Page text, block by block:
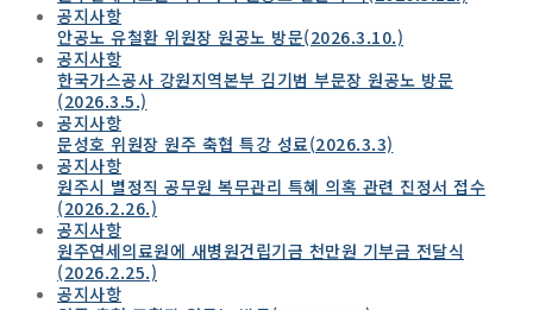
공지사항
안공노 유철환 위원장 원공노 방문(2026.3.10.)
공지사항
한국가스공사 강원지역본부 김기범 부문장 원공노 방문
(2026.3.5.)
공지사항
문성호 위원장 원주 축협 특강 성료(2026.3.3)
공지사항
원주시 별정직 공무원 복무관리 특혜 의혹 관련 진정서 접수
(2026.2.26.)
공지사항
원주연세의료원에 새병원건립기금 천만원 기부금 전달식
(2026.2.25.)
공지사항